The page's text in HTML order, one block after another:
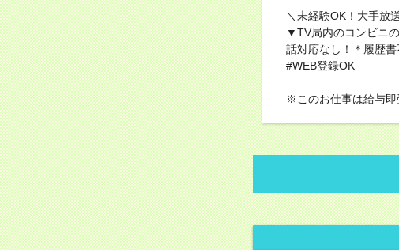
＼未経験OK！大手放
▼TV局内のコンビニ
話対応なし！＊履歴
#WEB登録OK
※このお仕事は給与即